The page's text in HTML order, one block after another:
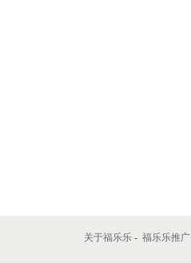
关于福乐乐 - 福乐乐推广